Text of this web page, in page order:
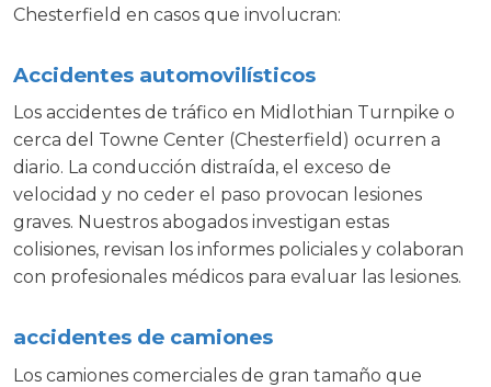
Chesterfield en casos que involucran:
Accidentes automovilísticos
Los accidentes de tráfico en Midlothian Turnpike o
cerca del Towne Center (Chesterfield) ocurren a
diario. La conducción distraída, el exceso de
velocidad y no ceder el paso provocan lesiones
graves. Nuestros abogados investigan estas
colisiones, revisan los informes policiales y colaboran
con profesionales médicos para evaluar las lesiones.
accidentes de camiones
Los camiones comerciales de gran tamaño que